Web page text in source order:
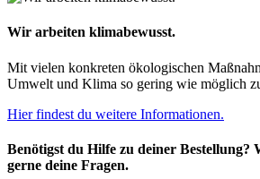
Wir arbeiten klimabewusst.
Mit vielen konkreten ökologischen
Umwelt und Klima so gering wie möglich
Hier findest du weitere Informationen.
Benötigst du Hilfe zu deiner Bestellung?
gerne deine Fragen.